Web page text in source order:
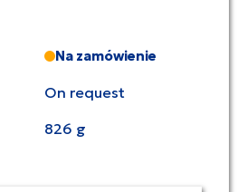
Na zamówienie
On request
826 g